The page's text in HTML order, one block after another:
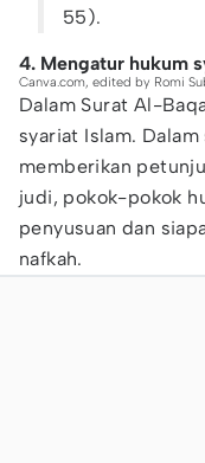
55).
4. Mengatur hukum
Canva.com, edited by Romi
Dalam Surat Al-
syariat Islam.
memberikan
judi, pokok-pokok
penyusuan dan
nafkah.